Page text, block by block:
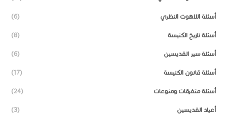
أسئلة اللاهوت النظري (6)
أسئلة تاريخ الكنيسة (8)
أسئلة سير القديسين (6)
أسئلة قانون الكنيسة (17)
أسئلة متفرقات ومنوعات (24)
أعياد القديسين (3)